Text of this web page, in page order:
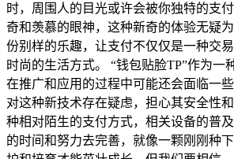
时，周围人的目光或许会被你独特的支
奇和羡慕的眼神，这种新奇的体验无疑
份别样的乐趣，让支付不仅仅是一种交
时尚的生活方式。 “钱包贴脸TP”作为一
在推广和应用的过程中可能还会面临一
对这种新技术存在疑虑，担心其安全性
种相对陌生的支付方式，相关设备的普
的时间和努力去完善，就像一颗刚刚种